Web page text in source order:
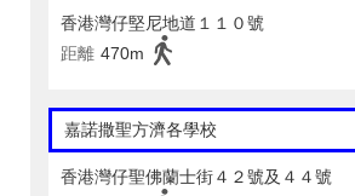
香港灣仔堅尼地道１１０號
距離 470m
嘉諾撒聖方濟各學校
香港灣仔聖佛蘭士街４２號及４４號